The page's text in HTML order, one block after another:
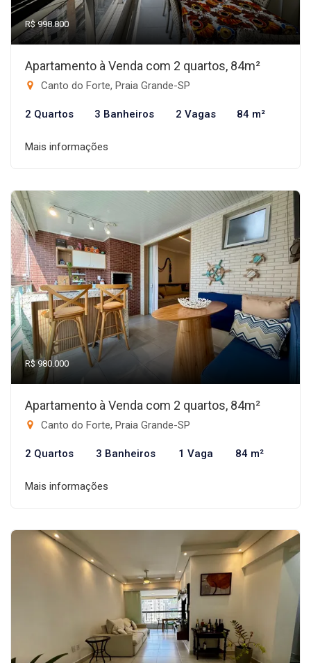
R$ 998.800
Apartamento à Venda com 2 quartos, 84m²
Canto do Forte, Praia Grande-SP
2 Quartos 3 Banheiros 2 Vagas 84 m²
Mais informações
R$ 980.000
Apartamento à Venda com 2 quartos, 84m²
Canto do Forte, Praia Grande-SP
2 Quartos 3 Banheiros 1 Vaga 84 m²
Mais informações